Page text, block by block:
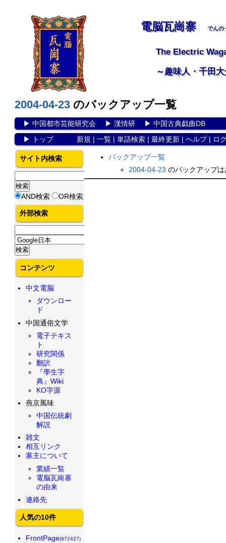
電脳瓦崗寨 でんの
The Electric
～趣味人・千田
2004-04-23 のバックアップ一覧
▶ 中国都市芸能研究会▶ 漢情研▶ 中国古典戯曲DB
▶
トップ 新規 | 一覧| 単語検索| 最終更新| ヘルプ| ロ
バックアップ一覧
2004-04-23 のバックアップ
サイト内検索
AND検索 OR検索
外部検索
コンテンツ
中文電脳
ダウンロー
ド
中国通俗文学
電子テキス
ト
研究関係
翻訳
『學生字
典』Wiki
KO字源
燕京風味
中国伝統劇
解説
雑文
相互リンク
寨主について
業績一覧
電脳瓦崗寨
の由来
連絡先
人気の10件
FrontPage(972427)